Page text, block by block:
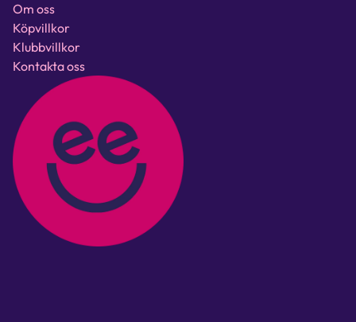
Om oss
Köpvillkor
Klubbvillkor
Kontakta oss